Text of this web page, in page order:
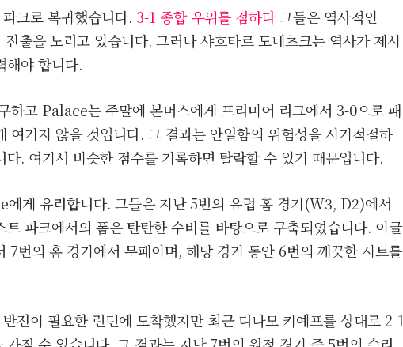
크로 복귀했습니다. 3-1 종합 우위를 점하다그들은 역사적인
출을 노리고 있습니다. 그러나 샤흐타르 도네츠크는 역사가 제시
해야 합니다.
하고 Palace는 주말에 본머스에게 프리미어 리그에서 3-0으로 패
여기지 않을 것입니다. 그 결과는 안일함의 위험성을 시기적절하
. 여기서 비슷한 점수를 기록하면 탈락할 수 있기 때문입니다.
게 유리합니다. 그들은 지난 5번의 유럽 홈 경기(W3, D2)에서
파크에서의 폼은 탄탄한 수비를 바탕으로 구축되었습니다. 이글
번의 홈 경기에서 무패이며, 해당 경기 동안 6번의 깨끗한 시트를
전이 필요한 런던에 도착했지만 최근 디나모 키예프를 상대로 2-1